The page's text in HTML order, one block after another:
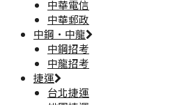
中華電信
中華郵政
中鋼·中龍
中鋼招考
中龍招考
捷運
台北捷運